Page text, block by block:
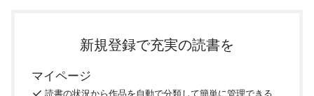
新規登録で充実の読書を
マイページ
読書の状況から作品を自動で分類して簡単に管理できる